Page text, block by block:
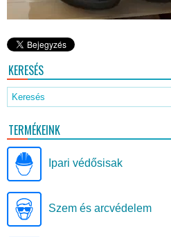
KERESÉS
TERMÉKEINK
Ipari védősisak
Szem és arcvédelem